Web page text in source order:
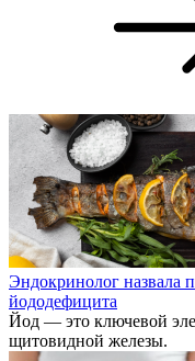
Эндокринолог назвала
йододефицита
Йод — это ключевой
щитовидной железы.